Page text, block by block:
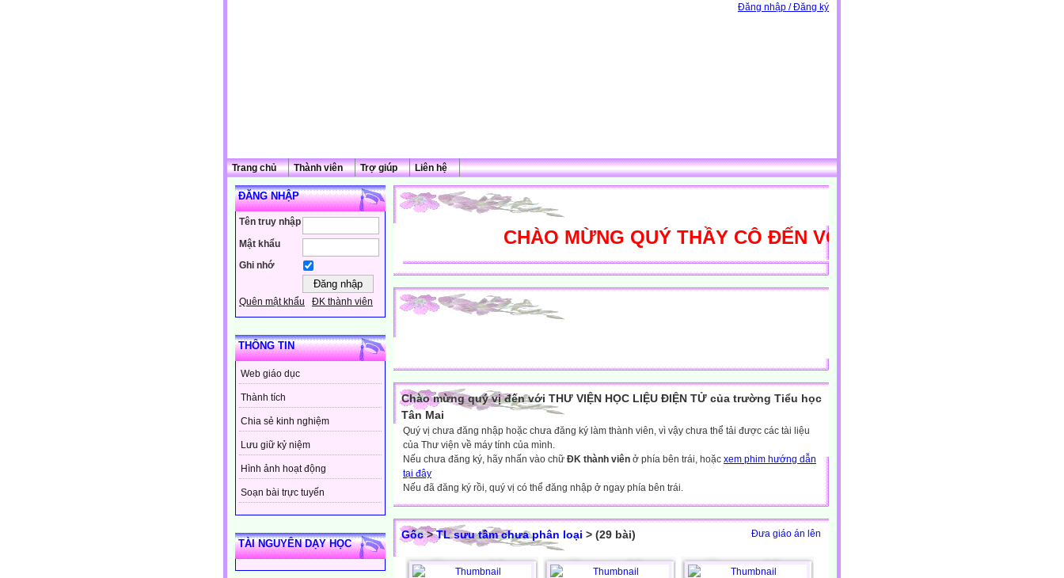
Đăng nhập / Đăng ký
Trang chủ Thành viên Trợ giúp Liên hệ
ĐĂNG NHẬP
Tên truy nhập
Mật khẩu
Ghi nhớ
Quên mật khẩu ĐK thành viên
THÔNG TIN
Web giáo dục
Thành tích
Chia sẻ kinh nghiệm
Lưu giữ kỷ niệm
Hình ảnh hoạt động
Soạn bài trực tuyến
TÀI NGUYÊN DẠY HỌC
CHÀO MỪNG QUÝ THẦY CÔ ĐẾN VỚI THƯ VIỆN HỌC LIỆU
Chào mừng quý vị đến với THƯ VIỆN HỌC LIỆU ĐIỆN TỬ của trường Tiểu học
Tân Mai
Quý vị chưa đăng nhập hoặc chưa đăng ký làm thành viên, vì vậy chưa thể tải được các tài liệu
của Thư viện về máy tính của mình.
Nếu chưa đăng ký, hãy nhấn vào chữ ĐK thành viên ở phía bên trái, hoặc xem phim hướng dẫn
tại đây
Nếu đã đăng ký rồi, quý vị có thể đăng nhập ở ngay phía bên trái.
Đưa giáo án lên
Gốc>TL sưu tầm chưa phân loại > (29 bài)